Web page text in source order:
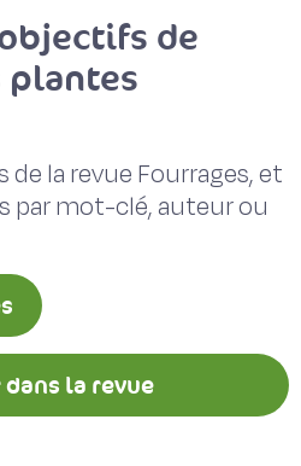
de
plantes
de la revue Fourrages, et
par mot-clé, auteur ou
la revue